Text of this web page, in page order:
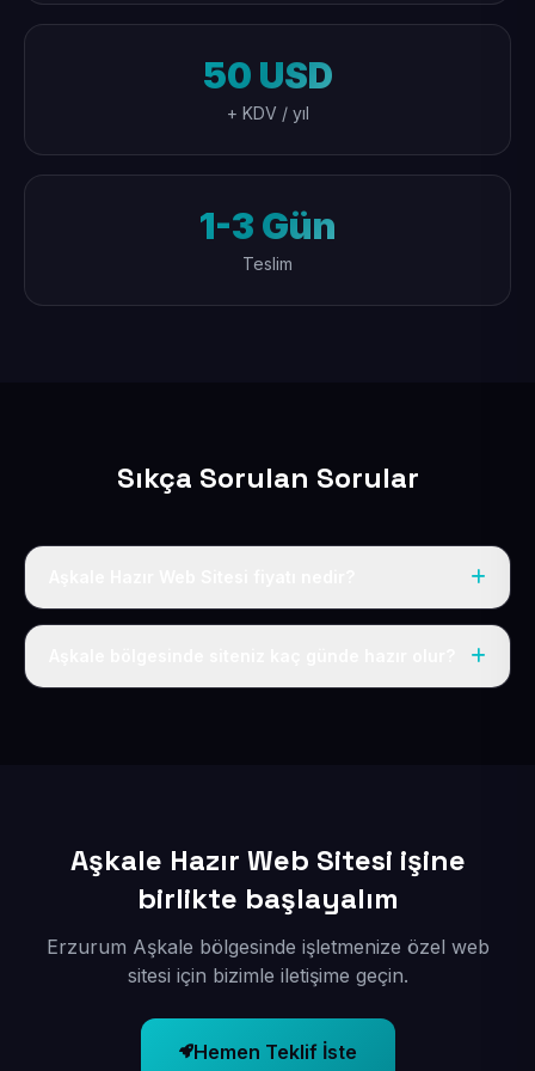
50 USD
+ KDV / yıl
1-3 Gün
Teslim
Sıkça Sorulan Sorular
Tek fiyat uygulanır: yıllık 50 USD + KDV. Bu bedele alan
Aşkale Hazır Web Sitesi işine
birlikte başlayalım
Erzurum Aşkale bölgesinde işletmenize özel web
sitesi için bizimle iletişime geçin.
Hemen Teklif İste